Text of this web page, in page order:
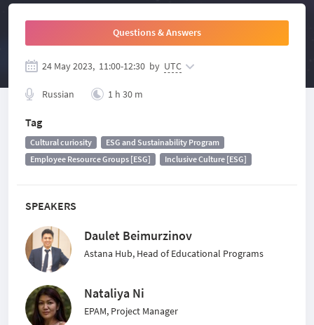
SPEAKERS
Daulet Beimurzinov
Astana Hub, Head of Educational Programs
Nataliya Ni
EPAM, Project Manager
Questions & Answers
24 May 2023, 11:00-12:30 by UTC
Russian 1 h 30 m
Tag
Cultural curiosity
ESG and Sustainability Program
Employee Resource Groups [ESG]
Inclusive Culture [ESG]